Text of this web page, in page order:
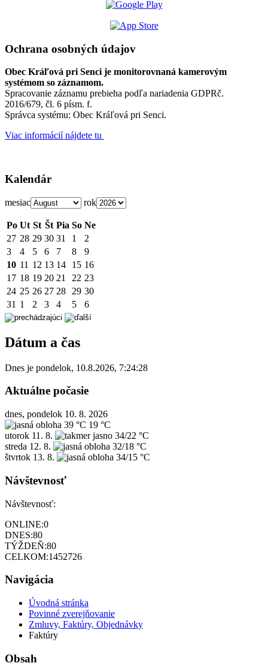
Ochrana osobných údajov
Obec Kráľová pri Senci je monitorovnaná kamerovým
systémom so záznamom.
Spracovanie záznamu prebieha podľa nariadenia GDPRč.
2016/679, čl. 6 písm. f.
Správca systému: Obec Kráľová pri Senci.
Viac informácií nájdete tu
Kalendár
mesiac rok
Po Ut St Št Pia So Ne
27 28 29 30 31 1
2
3
4 5 6 7 8
9
10 11 12 13 14 15 16
17 18 19 20 21 22 23
24 25 26 27 28 29 30
31 1 2 3 4 5 6
Dátum a čas
Dnes je pondelok, 10.8.2026, 7:24:28
Aktuálne počasie
dnes, pondelok 10. 8. 2026
39 °C 19 °C
utorok 11. 8.
34/22 °C
streda 12. 8.
32/18 °C
štvrtok 13. 8. 34/15 °C
Návštevnosť
Návštevnosť:
ONLINE:0
DNES:80
TÝŽDEŇ:80
CELKOM:1452726
Navigácia
Úvodná stránka
Povinné zverejňovanie
Zmluvy, Faktúry, Objednávky
Faktúry
Obsah